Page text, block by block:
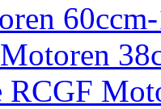
RCGF